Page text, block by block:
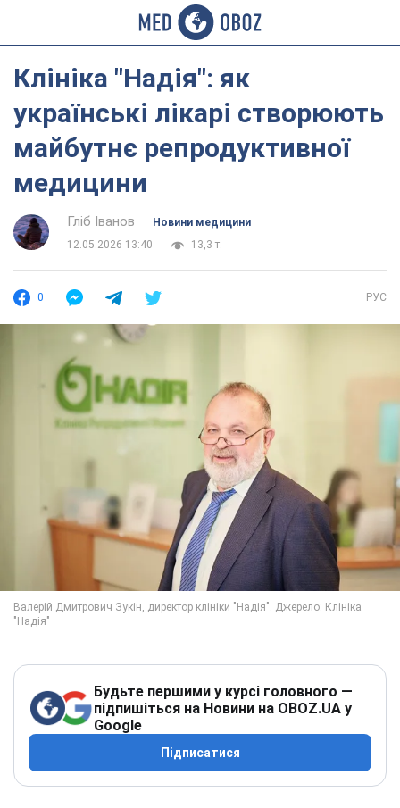
Клініка "Надія": як
українські лікарі створюють
майбутнє репродуктивної
медицини
Гліб Іванов
Новини медицини
12.05.2026 13:40
13,3 т.
0 РУС
Будьте першими у курсі головного —
підпишіться на Новини на OBOZ.UA у
Google
Підписатися